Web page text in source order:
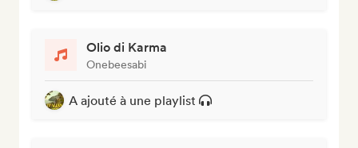
Olio di Karma
Onebeesabi
A ajouté à une playlist